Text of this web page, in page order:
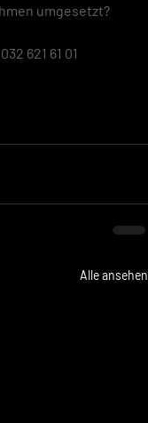
umgesetzt?
621 61 01
Alle ansehen